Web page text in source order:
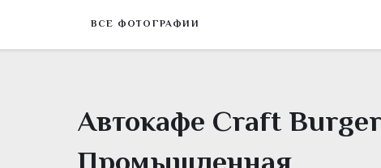
ВСЕ ФОТОГРАФИИ
Автокафе Craft
Промышленная